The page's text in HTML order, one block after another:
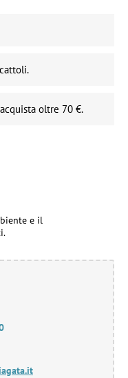
oltre 70 €.
e il